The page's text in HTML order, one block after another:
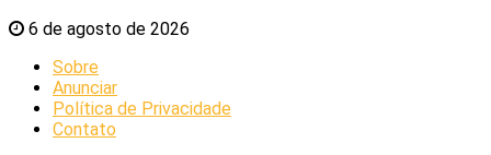
6 de agosto de 2026
Sobre
Anunciar
Política de Privacidade
Contato